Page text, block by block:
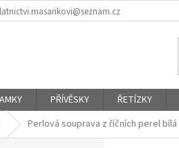
PŘÍVĚSKY ŘETÍZKY
Perlová souprava z říčních perel bílá